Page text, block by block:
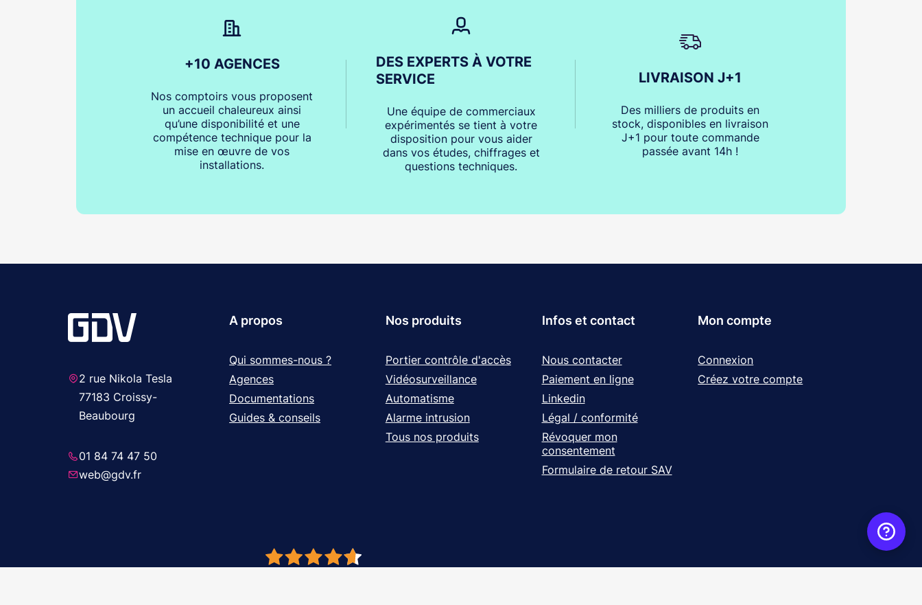
+10 AGENCES
Nos comptoirs vous proposent
un accueil chaleureux ainsi
qu’une disponibilité et une
compétence technique pour la
mise en œuvre de vos
installations.
DES EXPERTS À VOTRE
SERVICE
Une équipe de commerciaux
expérimentés se tient à votre
disposition pour vous aider
dans vos études, chiffrages et
questions techniques.
LIVRAISON J+1
Des milliers de produits en
stock, disponibles en livraison
J+1 pour toute commande
passée avant 14h !
2 rue Nikola Tesla
77183 Croissy-
Beaubourg
01 84 74 47 50
web@gdv.fr
A propos
Qui sommes-nous ?
Agences
Documentations
Guides & conseils
Nos produits
Portier contrôle d'accès
Vidéosurveillance
Automatisme
Alarme intrusion
Tous nos produits
Infos et contact
Nous contacter
Paiement en ligne
Linkedin
Légal / conformité
Révoquer mon
consentement
Formulaire de retour SAV
Mon compte
Connexion
Créez votre compte